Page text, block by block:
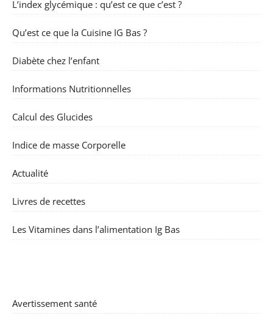
L’index glycémique : qu’est ce que c’est ?
Qu’est ce que la Cuisine IG Bas ?
Diabète chez l’enfant
Informations Nutritionnelles
Calcul des Glucides
Indice de masse Corporelle
Actualité
Livres de recettes
Les Vitamines dans l’alimentation Ig Bas
Avertissement santé